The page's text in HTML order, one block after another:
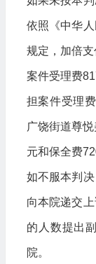
依照《中华
规定，加倍支
案件受理费
担案件受理
广饶街道尊
元和保全费
如不服本判
向本院递交
的人数提出
院。